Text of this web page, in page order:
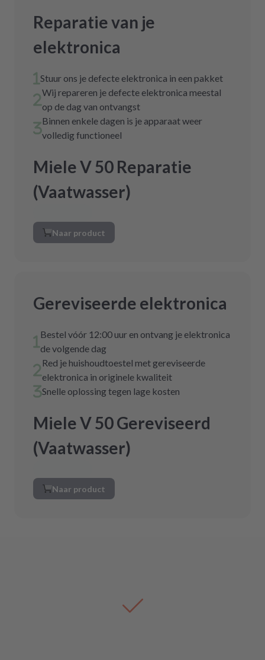
Reparatie van je
elektronica
Stuur ons je defecte elektronica in een pakket
Wij repareren je defecte elektronica meestal
op de dag van ontvangst
Binnen enkele dagen is je apparaat weer
volledig functioneel
Miele V 50 Reparatie
(Vaatwasser)
Naar product
Gereviseerde elektronica
Bestel vóór 12:00 uur en ontvang je elektronica
de volgende dag
Red je huishoudtoestel met gereviseerde
elektronica in originele kwaliteit
Snelle oplossing tegen lage kosten
Miele V 50 Gereviseerd
(Vaatwasser)
Naar product